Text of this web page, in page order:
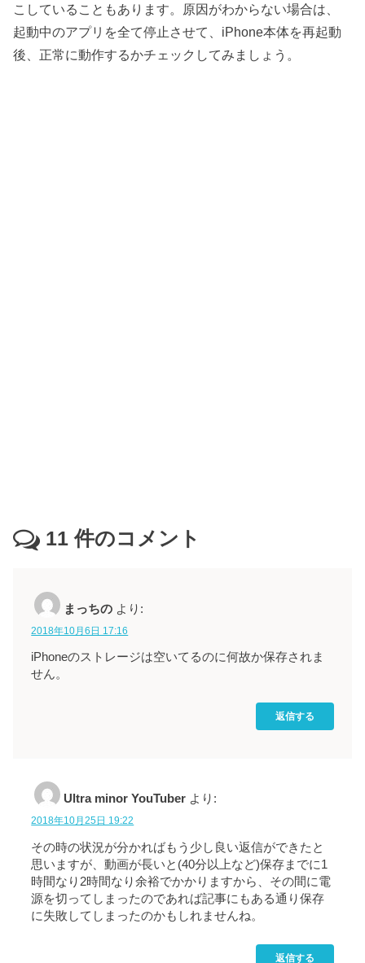
こしていることもあります。原因がわからない場合は、
起動中のアプリを全て停止させて、iPhone本体を再起動
後、正常に動作するかチェックしてみましょう。
11 件のコメント
まっちの より:
2018年10月6日 17:16
iPhoneのストレージは空いてるのに何故か保存されま
せん。
返信する
Ultra minor YouTuber より:
2018年10月25日 19:22
その時の状況が分かればもう少し良い返信ができたと
思いますが、動画が長いと(40分以上など)保存までに1
時間なり2時間なり余裕でかかりますから、その間に電
源を切ってしまったのであれば記事にもある通り保存
に失敗してしまったのかもしれませんね。
返信する